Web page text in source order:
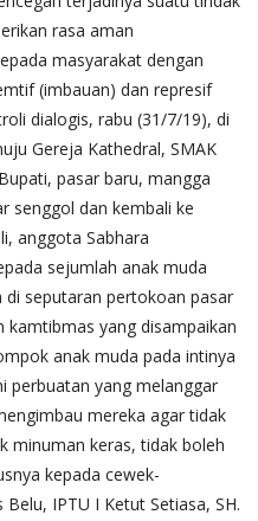
rasa aman
masyarakat dengan
(imbauan) dan represif
dialogis, rabu (31/7/19), di
Gereja Kathedral, SMAK
pasar baru, mangga
senggol dan kembali ke
anggota Sabhara
sejumlah anak muda
seputaran pertokoan pasar
kamtibmas yang disampaikan
anak muda pada intinya
perbuatan yang melanggar
mereka agar tidak
minuman keras, tidak boleh
kepada cewek-
IPTU I Ketut Setiasa, SH.